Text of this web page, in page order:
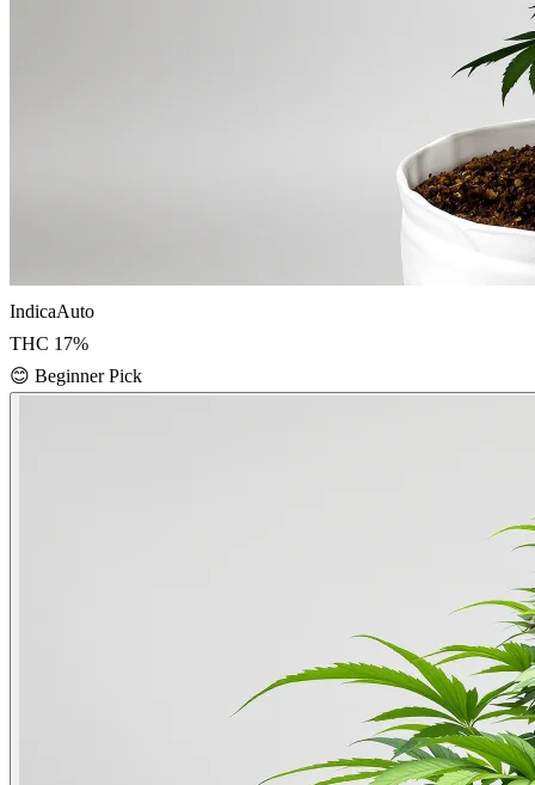
IndicaAuto
THC 17%
😊 Beginner Pick